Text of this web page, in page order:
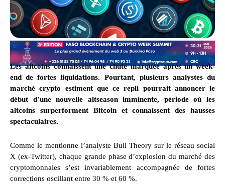
Les altcoins connaissent une chute marquée après un week-
end de fortes liquidations. Pourtant, plusieurs analystes du
marché crypto estiment que ce repli pourrait annoncer le
début d’une nouvelle altseason imminente, période où les
altcoins surperforment Bitcoin et connaissent des hausses
spectaculaires.
Comme le mentionne l’analyste Bull Theory sur le réseau social
X (ex-Twitter), chaque grande phase d’explosion du marché des
cryptomonnaies s’est invariablement accompagnée de fortes
corrections oscillant entre 30 % et 60 %.